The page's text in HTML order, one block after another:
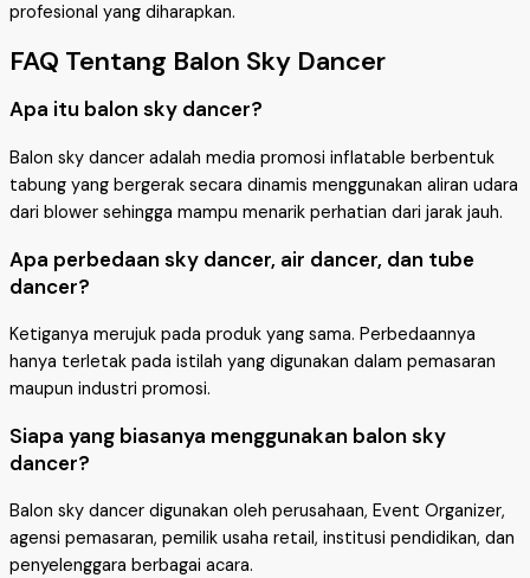
profesional yang diharapkan.
FAQ Tentang Balon Sky Dancer
Apa itu balon sky dancer?
Balon sky dancer adalah media promosi inflatable berbentuk
tabung yang bergerak secara dinamis menggunakan aliran udara
dari blower sehingga mampu menarik perhatian dari jarak jauh.
Apa perbedaan sky dancer, air dancer, dan tube
dancer?
Ketiganya merujuk pada produk yang sama. Perbedaannya
hanya terletak pada istilah yang digunakan dalam pemasaran
maupun industri promosi.
Siapa yang biasanya menggunakan balon sky
dancer?
Balon sky dancer digunakan oleh perusahaan, Event Organizer,
agensi pemasaran, pemilik usaha retail, institusi pendidikan, dan
penyelenggara berbagai acara.